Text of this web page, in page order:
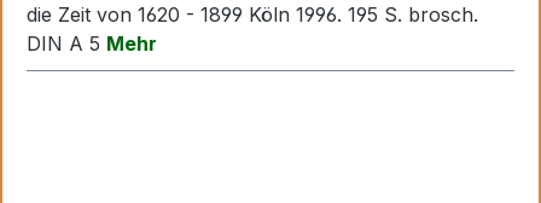
die Zeit von 1620 - 1899 Köln 1996. 195 S. brosch.
DIN A 5 Mehr